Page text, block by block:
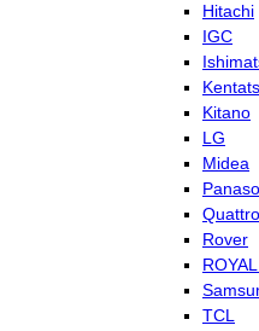
Hitachi
IGC
Kitano
LG
Midea
Rover
TCL